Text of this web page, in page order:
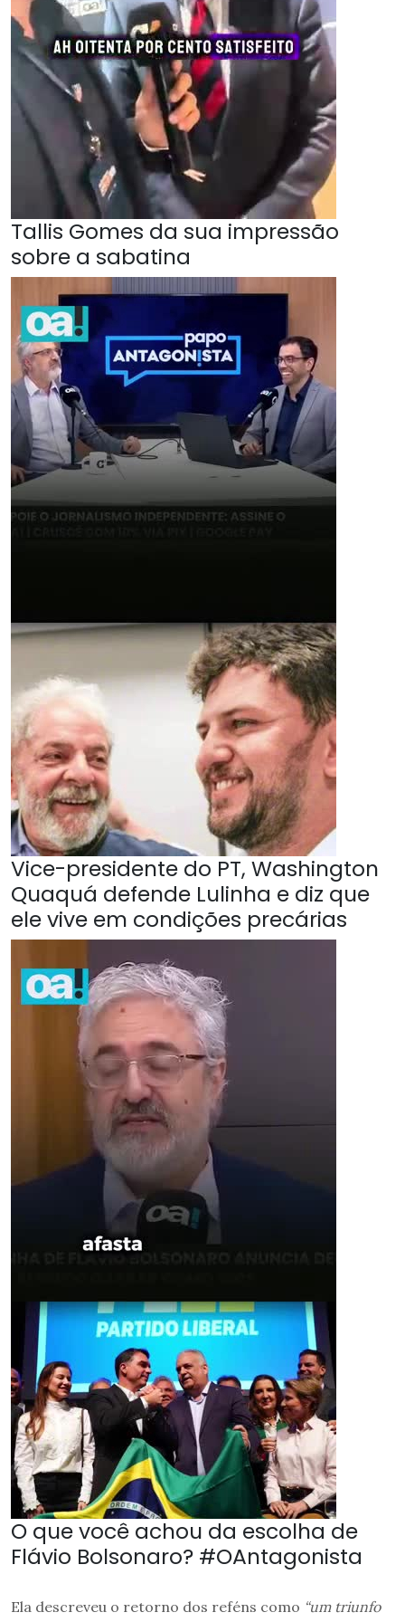
Tallis Gomes da sua impressão
sobre a sabatina
Vice-presidente do PT, Washington
Quaquá defende Lulinha e diz que
ele vive em condições precárias
O que você achou da escolha de
Flávio Bolsonaro? #OAntagonista
Ela descreveu o retorno dos reféns como “um triunfo